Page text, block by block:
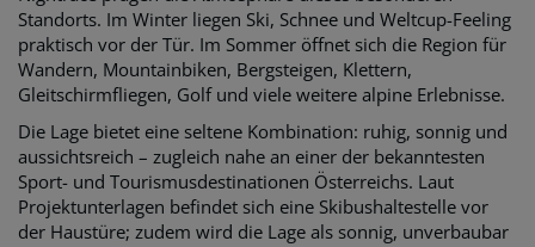
Standorts. Im Winter liegen Ski, Schnee und Weltcup-Feeling
praktisch vor der Tür. Im Sommer öffnet sich die Region für
Wandern, Mountainbiken, Bergsteigen, Klettern,
Gleitschirmfliegen, Golf und viele weitere alpine Erlebnisse.
Die Lage bietet eine seltene Kombination: ruhig, sonnig und
aussichtsreich – zugleich nahe an einer der bekanntesten
Sport- und Tourismusdestinationen Österreichs. Laut
Projektunterlagen befindet sich eine Skibushaltestelle vor
der Haustüre; zudem wird die Lage als sonnig, unverbaubar